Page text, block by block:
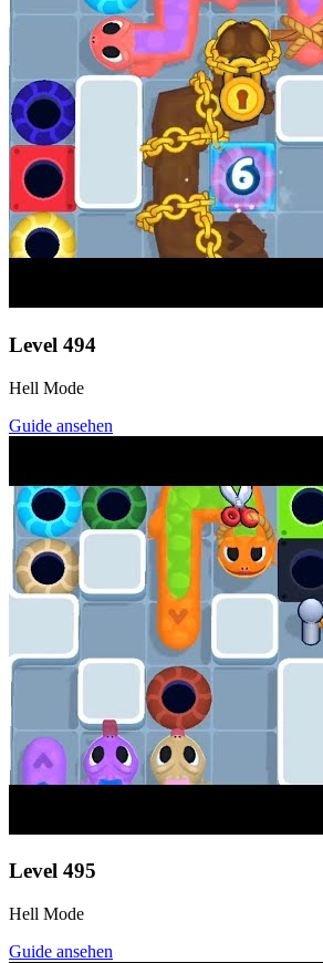
Level 494
Hell Mode
Guide ansehen
Level 495
Hell Mode
Guide ansehen